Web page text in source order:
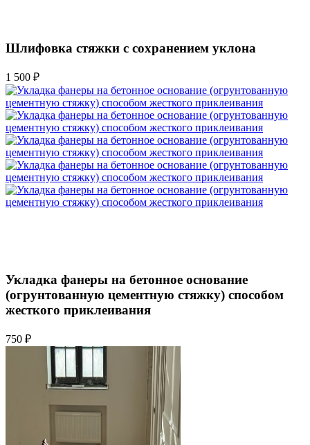
Шлифовка стяжки с сохранением уклона
1 500 ₽
Укладка фанеры на бетонное основание
(огрунтованную цементную стяжку) способом
жесткого приклеивания
750 ₽